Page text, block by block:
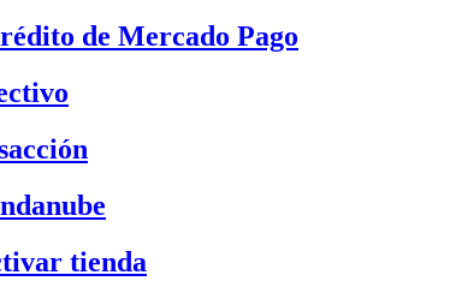
de Mercado Pago
tienda